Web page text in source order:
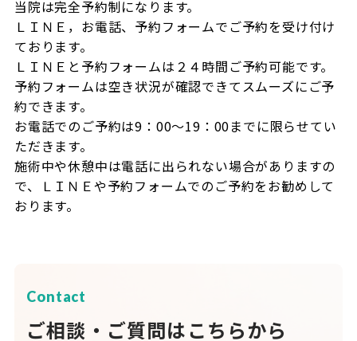
当院は完全予約制になります。
ＬＩＮＥ，お電話、予約フォームでご予約を受け付け
ております。
ＬＩＮＥと予約フォームは２４時間ご予約可能です。
予約フォームは空き状況が確認できてスムーズにご予
約できます。
お電話でのご予約は9：00～19：00までに限らせてい
ただきます。
施術中や休憩中は電話に出られない場合がありますの
で、ＬＩＮＥや予約フォームでのご予約をお勧めして
おります。
Contact
ご相談・ご質問はこちらから